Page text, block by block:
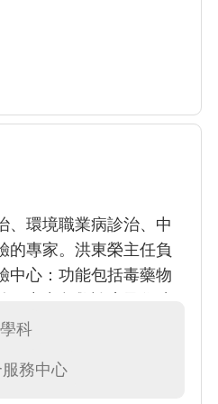
、環境職業病診治、中
的專家。洪東榮主任負
中心：功能包括毒藥物
本土性中毒，例如中草
供農藥、有機溶劑、重
科
務中心